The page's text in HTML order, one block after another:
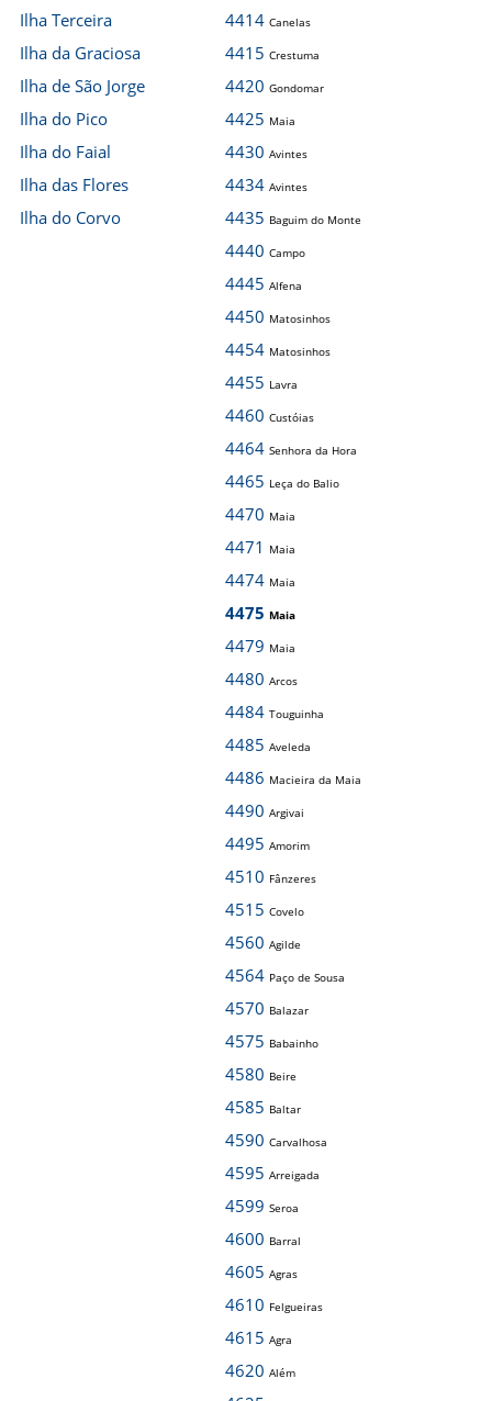
Ilha Terceira
Ilha da Graciosa
Ilha de São Jorge
Ilha do Pico
Ilha do Faial
Ilha das Flores
Ilha do Corvo
4414 Canelas
4415 Crestuma
4420 Gondomar
4425 Maia
4430 Avintes
4434 Avintes
4435 Baguim do Monte
4440 Campo
4445 Alfena
4450 Matosinhos
4454 Matosinhos
4455 Lavra
4460 Custóias
4464 Senhora da Hora
4465 Leça do Balio
4470 Maia
4471 Maia
4474 Maia
4475 Maia
4479 Maia
4480 Arcos
4484 Touguinha
4485 Aveleda
4486 Macieira da Maia
4490 Argivai
4495 Amorim
4510 Fânzeres
4515 Covelo
4560 Agilde
4564 Paço de Sousa
4570 Balazar
4575 Babainho
4580 Beire
4585 Baltar
4590 Carvalhosa
4595 Arreigada
4599 Seroa
4600 Barral
4605 Agras
4610 Felgueiras
4615 Agra
4620 Além